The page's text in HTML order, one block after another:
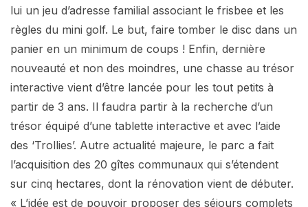
lui un jeu d’adresse familial associant le frisbee et les
règles du mini golf. Le but, faire tomber le disc dans un
panier en un minimum de coups ! Enfin, dernière
nouveauté et non des moindres, une chasse au trésor
interactive vient d’être lancée pour les tout petits à
partir de 3 ans. Il faudra partir à la recherche d’un
trésor équipé d’une tablette interactive et avec l’aide
des ‘Trollies’. Autre actualité majeure, le parc a fait
l’acquisition des 20 gîtes communaux qui s’étendent
sur cinq hectares, dont la rénovation vient de débuter.
« L’idée est de pouvoir proposer des séjours complets